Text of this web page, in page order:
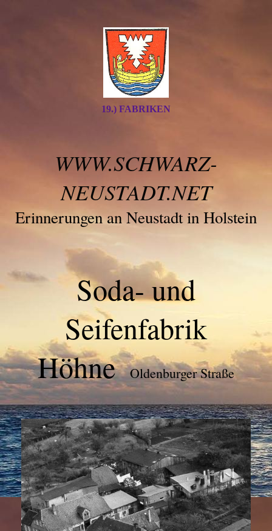
19.) FABRIKEN
WWW.SCHWARZ-
NEUSTADT.NET
Erinnerungen an Neustadt in Holstein
Soda- und
Seifenfabrik
Höhne
Oldenburger Straße